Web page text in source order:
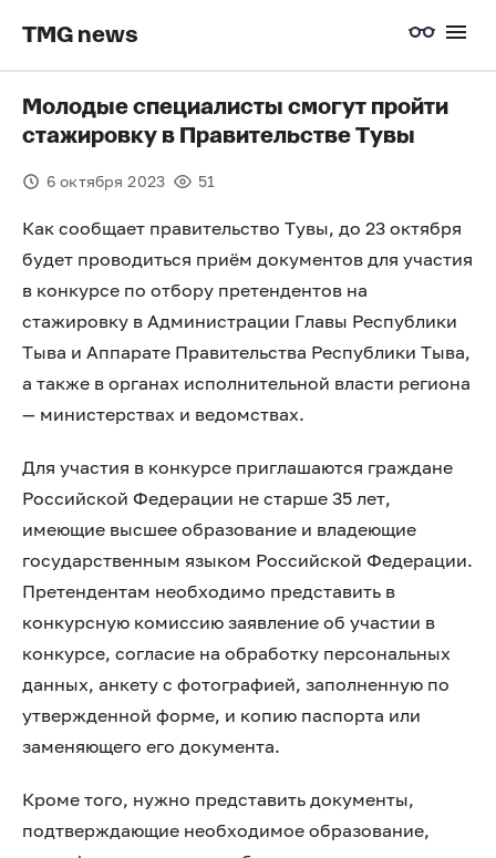
TMG news
Молодые специалисты смогут пройти
стажировку в Правительстве Тувы
6 октября 2023 51
Как сообщает правительство Тувы, до 23 октября
будет проводиться приём документов для участия
в конкурсе по отбору претендентов на
стажировку в Администрации Главы Республики
Тыва и Аппарате Правительства Республики Тыва,
а также в органах исполнительной власти региона
— министерствах и ведомствах.
Для участия в конкурсе приглашаются граждане
Российской Федерации не старше 35 лет,
имеющие высшее образование и владеющие
государственным языком Российской Федерации.
Претендентам необходимо представить в
конкурсную комиссию заявление об участии в
конкурсе, согласие на обработку персональных
данных, анкету с фотографией, заполненную по
утвержденной форме, и копию паспорта или
заменяющего его документа.
Кроме того, нужно представить документы,
подтверждающие необходимое образование,